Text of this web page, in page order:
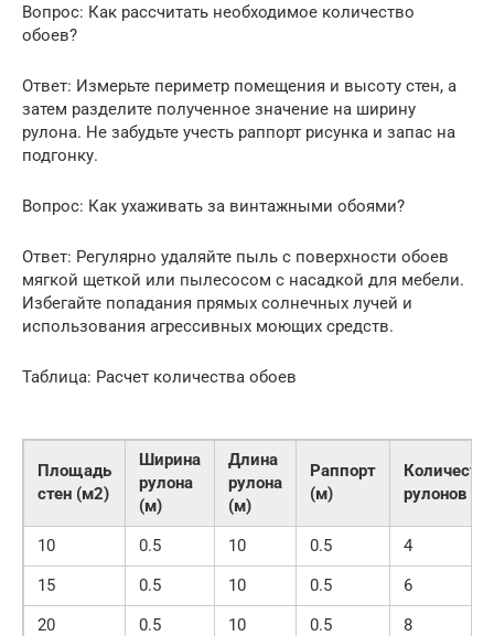
Вопрос: Как рассчитать необходимое количество
обоев?
Ответ: Измерьте периметр помещения и высоту стен, а
затем разделите полученное значение на ширину
рулона. Не забудьте учесть раппорт рисунка и запас на
подгонку.
Вопрос: Как ухаживать за винтажными обоями?
Ответ: Регулярно удаляйте пыль с поверхности обоев
мягкой щеткой или пылесосом с насадкой для мебели.
Избегайте попадания прямых солнечных лучей и
использования агрессивных моющих средств.
Таблица: Расчет количества обоев
Площадь
стен (м2)
Ширина
рулона
(м)
Длина
рулона
(м)
Раппорт
(м)
рулонов
10 0.5 10 0.5
4
15
0.5 10 0.5
6
20
0.5 10 0.5 8